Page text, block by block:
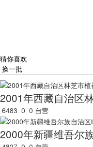
猜你喜欢
换一批
2001年西藏自治区
6483 0 0 自营
2000年新疆维吾尔